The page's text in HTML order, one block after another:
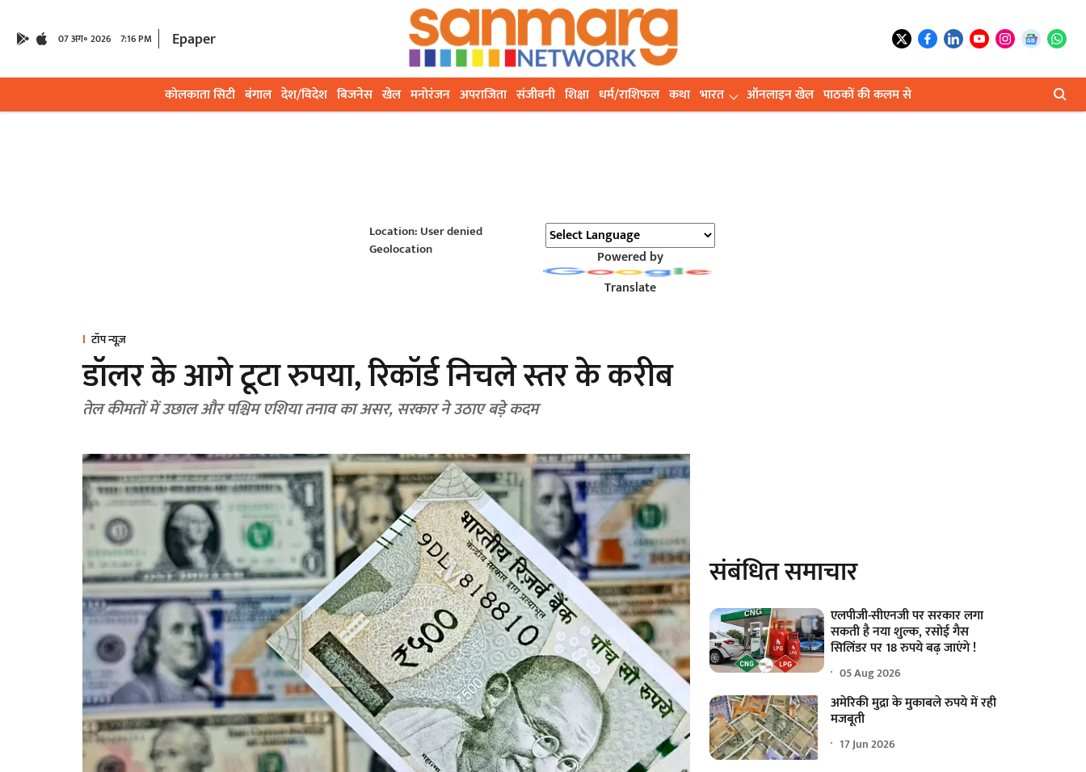
07 अग॰ 2026 7:16 PM Epaper
कोलकाता सिटी बंगाल देश/विदेश बिजनेस खेल मनोरंजन अपराजिता संजीवनी शिक्षा धर्म/राशिफल कथा भारत ऑनलाइन खेल पाठकों की कलम से
Location: User denied
Geolocation
Powered by
Translate
टॉप न्यूज़
डॉलर के आगे टूटा रुपया, रिकॉर्ड निचले स्तर के करीब
तेल कीमतों में उछाल और पश्चिम एशिया तनाव का असर, सरकार ने उठाए बड़े कदम
संबंधित समाचार
एलपीजी-सीएनजी पर सरकार लगा
सकती है नया शुल्क, रसोई गैस
सिलिंडर पर 18 रुपये बढ़ जाएंगे !
05 Aug 2026
अमेरिकी मुद्रा के मुकाबले रुपये में रही
मजबूती
17 Jun 2026